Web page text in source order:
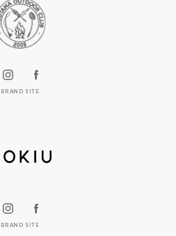
BRAND SITE
BRAND SITE